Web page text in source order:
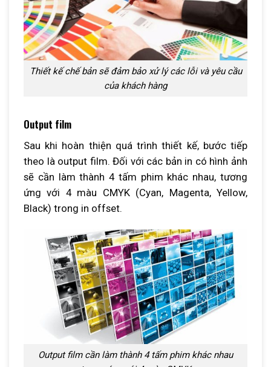
Thiết kế chế bản sẽ đảm bảo xử lý các lỗi và yêu cầu
của khách hàng
Output film
Sau khi hoàn thiện quá trình thiết kế, bước tiếp
theo là output film. Đối với các bản in có hình ảnh
sẽ cần làm thành 4 tấm phim khác nhau, tương
ứng với 4 màu CMYK (Cyan, Magenta, Yellow,
Black) trong in offset.
Output film cần làm thành 4 tấm phim khác nhau